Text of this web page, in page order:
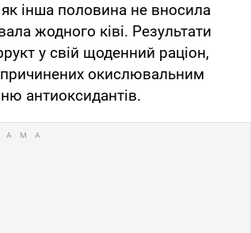
інша половина не вносила
жодного ківі. Результати
у свій щоденний раціон,
окислювальним
антиоксидантів.